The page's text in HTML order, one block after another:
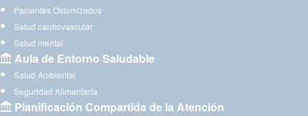
Pacientes Ostomizados
Salud cardiovascular
Salud mental
Aula de Entorno Saludable
Salud Ambiental
Seguridad Alimentaria
Planificación Compartida de la Atención